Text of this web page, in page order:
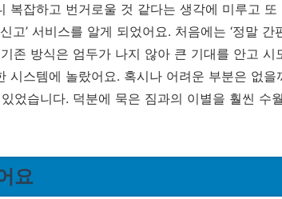
복잡하고 번거로울 것 같다는 생각에 미루고 또
고’ 서비스를 알게 되었어요. 처음에는 ‘정말 간
존 방식은 엄두가 나지 않아 큰 기대를 안고 시
시스템에 놀랐어요. 혹시나 어려운 부분은 없을
었습니다. 덕분에 묵은 짐과의 이별을 훨씬 수
요